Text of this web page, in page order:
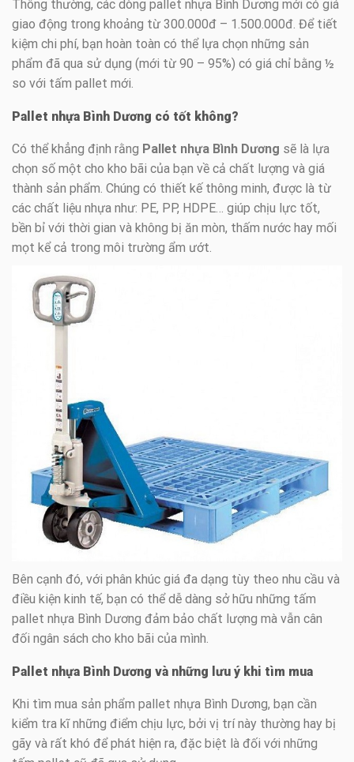
Thông thường, các dòng pallet nhựa Bình Dương mới có giá
giao động trong khoảng từ 300.000đ – 1.500.000đ. Để tiết
kiệm chi phí, bạn hoàn toàn có thể lựa chọn những sản
phẩm đã qua sử dụng (mới từ 90 – 95%) có giá chỉ bằng ½
so với tấm pallet mới.
Pallet nhựa Bình Dương có tốt không?
Có thể khẳng định rằng Pallet nhựa Bình Dương sẽ là lựa
chọn số một cho kho bãi của bạn về cả chất lượng và giá
thành sản phẩm. Chúng có thiết kế thông minh, được là từ
các chất liệu nhựa như: PE, PP, HDPE… giúp chịu lực tốt,
bền bỉ với thời gian và không bị ăn mòn, thấm nước hay mối
mọt kể cả trong môi trường ẩm ướt.
Bên cạnh đó, với phân khúc giá đa dạng tùy theo nhu cầu và
điều kiện kinh tế, bạn có thể dễ dàng sở hữu những tấm
pallet nhựa Bình Dương đảm bảo chất lượng mà vẫn cân
đối ngân sách cho kho bãi của mình.
Pallet nhựa Bình Dương và những lưu ý khi tìm mua
Khi tìm mua sản phẩm pallet nhựa Bình Dương, bạn cần
kiểm tra kĩ những điểm chịu lực, bởi vị trí này thường hay bị
gãy và rất khó để phát hiện ra, đặc biệt là đối với những